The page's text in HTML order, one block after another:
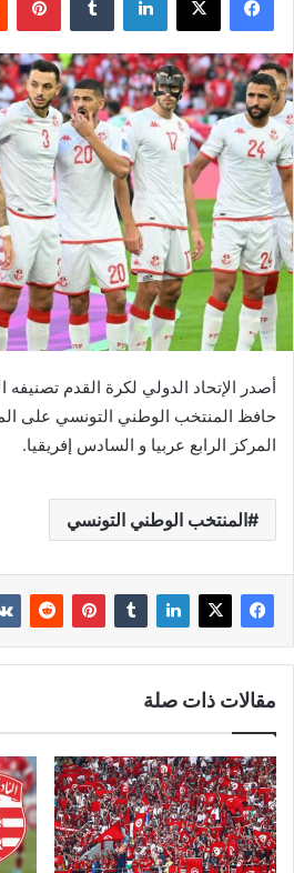
أصدر الإتحاد الدولي لكرة القدم تصنيفه
المركز الرابع عربيا و السادس إفريقيا.
المنتخب الوطني التونسي
مقالات ذات صلة